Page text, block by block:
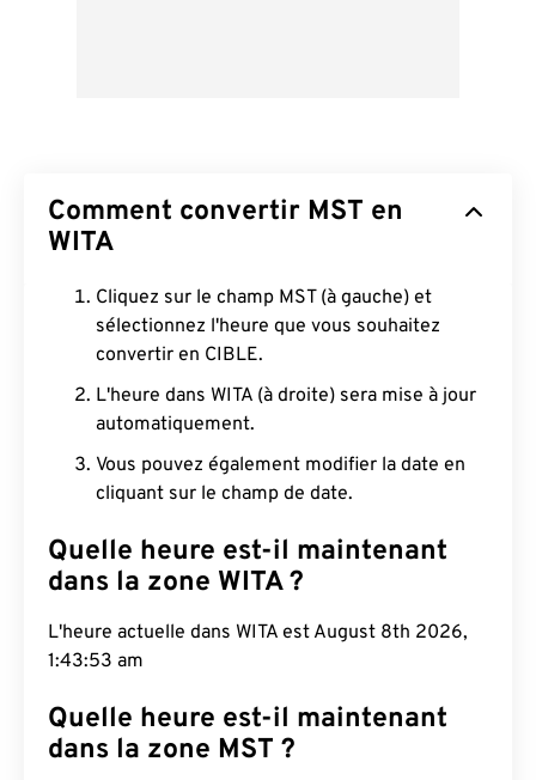
Comment convertir MST en
WITA
Cliquez sur le champ MST (à gauche) et
sélectionnez l'heure que vous souhaitez
convertir en CIBLE.
L'heure dans WITA (à droite) sera mise à jour
automatiquement.
Vous pouvez également modifier la date en
cliquant sur le champ de date.
Quelle heure est-il maintenant
dans la zone WITA ?
L'heure actuelle dans WITA est August 8th 2026,
1:43:54 am
Quelle heure est-il maintenant
dans la zone MST ?